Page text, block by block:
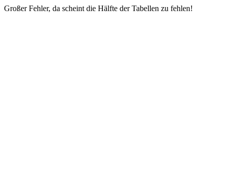
Großer Fehler, da scheint die Hälfte der Tabellen zu fehlen!